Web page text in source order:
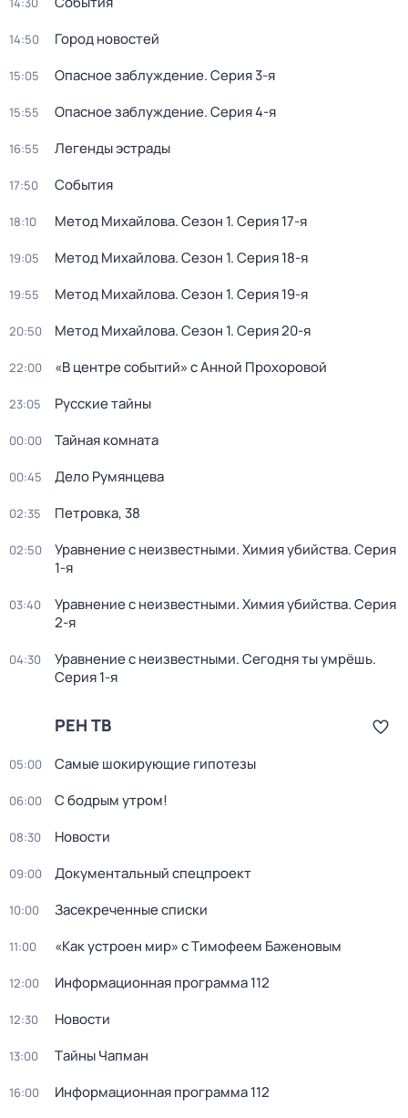
14:50 Город новостей
15:05 Опасное заблуждение. Серия 3-я
15:55 Опасное заблуждение. Серия 4-я
16:55 Легенды эстрады
17:50 События
18:10 Метод Михайлова. Сезон 1. Серия 17-я
19:05 Метод Михайлова. Сезон 1. Серия 18-я
19:55 Метод Михайлова. Сезон 1. Серия 19-я
20:50 Метод Михайлова. Сезон 1. Серия 20-я
22:00 «В центре событий» с Анной Прохоровой
23:05 Русские тайны
00:00 Тайная комната
00:45 Дело Румянцева
02:35 Петровка, 38
02:50 Уравнение с неизвестными. Химия убийства. Серия
1-я
03:40 Уравнение с неизвестными. Химия убийства. Серия
2-я
04:30 Уравнение с неизвестными. Сегодня ты умрёшь.
Серия 1-я
РЕН ТВ
05:00 Самые шoкиpующие гипотезы
06:00 С бодрым утром!
08:30 Новости
09:00 Документальный спецпроект
10:00 Зaceкрeченные списки
11:00 «Как устроен мир» с Тимофеем Баженовым
12:00 Информационная программа 112
12:30 Новости
13:00 Тaйны Чапман
16:00 Информационная программа 112